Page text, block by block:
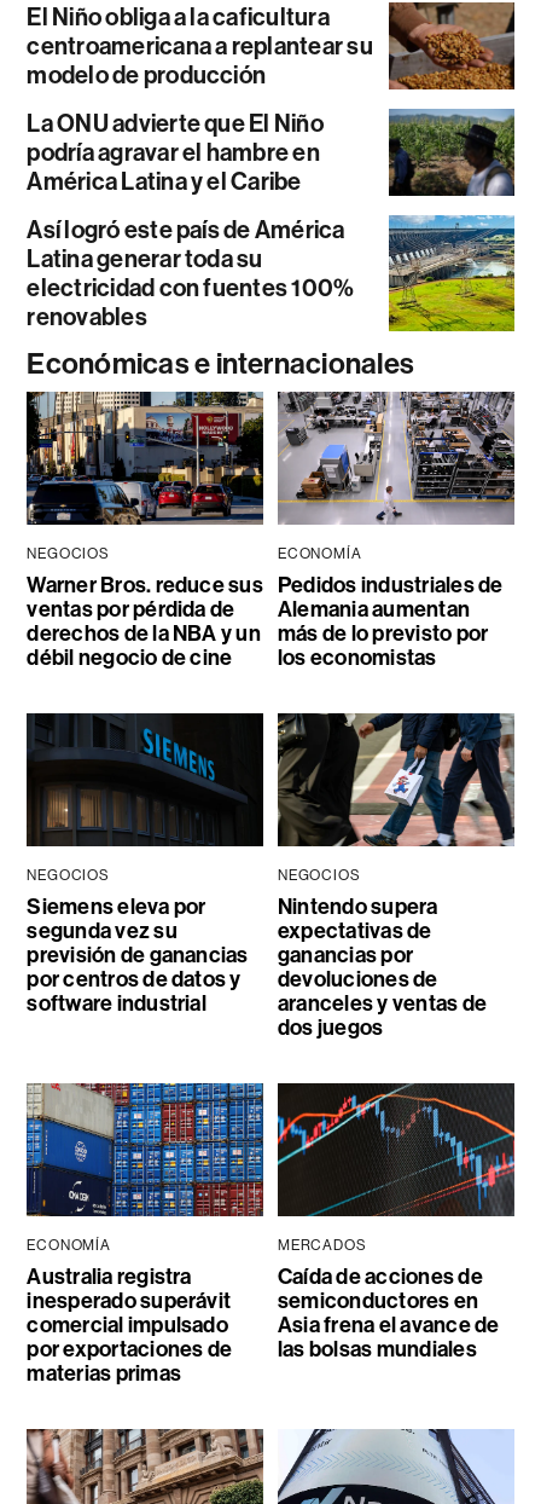
El Niño obliga a la caficultura
centroamericana a replantear su
modelo de producción
La ONU advierte que El Niño
podría agravar el hambre en
América Latina y el Caribe
Así logró este país de América
Latina generar toda su
electricidad con fuentes 100%
renovables
Económicas e internacionales
NEGOCIOS
Warner Bros. reduce sus
ventas por pérdida de
derechos de la NBA y un
débil negocio de cine
ECONOMÍA
Pedidos industriales de
Alemania aumentan
más de lo previsto por
los economistas
NEGOCIOS
Siemens eleva por
segunda vez su
previsión de ganancias
por centros de datos y
software industrial
NEGOCIOS
Nintendo supera
expectativas de
ganancias por
devoluciones de
aranceles y ventas de
dos juegos
ECONOMÍA
Australia registra
inesperado superávit
comercial impulsado
por exportaciones de
materias primas
MERCADOS
Caída de acciones de
semiconductores en
Asia frena el avance de
las bolsas mundiales